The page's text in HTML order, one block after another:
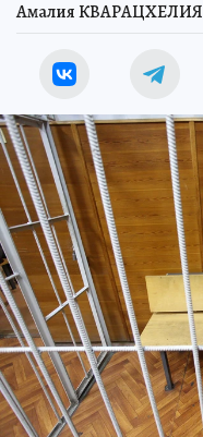
Амалия КВАРАЦХЕЛИЯ